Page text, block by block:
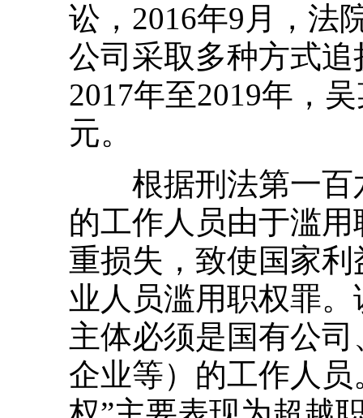
讼，2016年9月，法
公司采取多种方式
2017年至2019年，
元。
根据刑法第一百
的工作人员由于滥
重损失，致使国家
业人员滥用职权罪
主体必须是国有公
企业等）的工作人